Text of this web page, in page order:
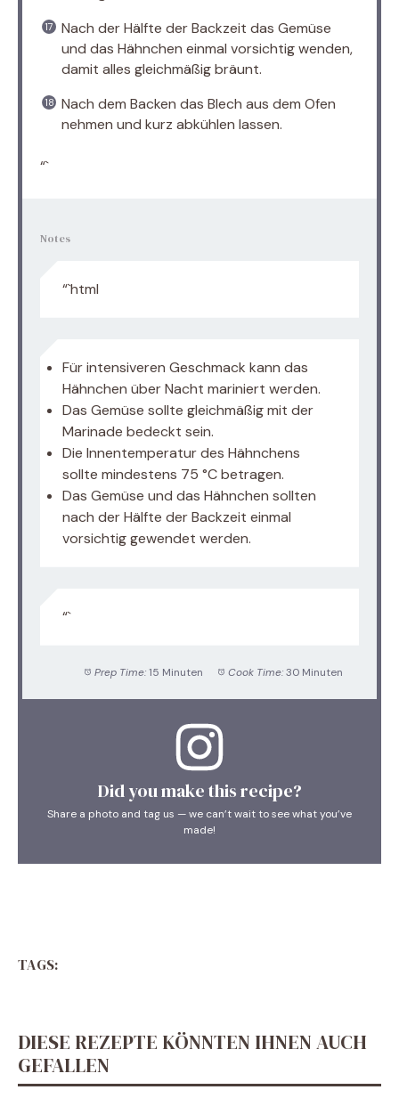
Nach der Hälfte der Backzeit das Gemüse
und das Hähnchen einmal vorsichtig wenden,
damit alles gleichmäßig bräunt.
Nach dem Backen das Blech aus dem Ofen
nehmen und kurz abkühlen lassen.
“`
Notes
“`html
Für intensiveren Geschmack kann das
Hähnchen über Nacht mariniert werden.
Das Gemüse sollte gleichmäßig mit der
Marinade bedeckt sein.
Die Innentemperatur des Hähnchens
sollte mindestens 75 °C betragen.
Das Gemüse und das Hähnchen sollten
nach der Hälfte der Backzeit einmal
vorsichtig gewendet werden.
“`
Prep Time: 15 Minuten Cook Time: 30 Minuten
Did you make this recipe?
Share a photo and tag us — we can’t wait to see what you’ve
made!
TAGS:
DIESE REZEPTE KÖNNTEN IHNEN AUCH
GEFALLEN